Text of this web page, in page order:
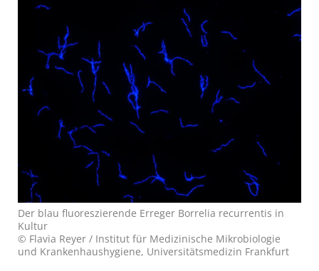
Der blau fluoreszierende Erreger Borrelia recurrentis in
Kultur
© Flavia Reyer / Institut für Medizinische Mikrobiologie
und Krankenhaushygiene, Universitätsmedizin Frankfurt